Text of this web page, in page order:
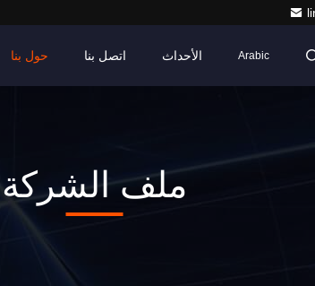
حول بنا اتصل بنا الأحداث Arabic
ملف الشركة